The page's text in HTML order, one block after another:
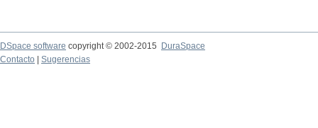
DSpace software copyright © 2002-2015
DuraSpace
Contacto
Sugerencias